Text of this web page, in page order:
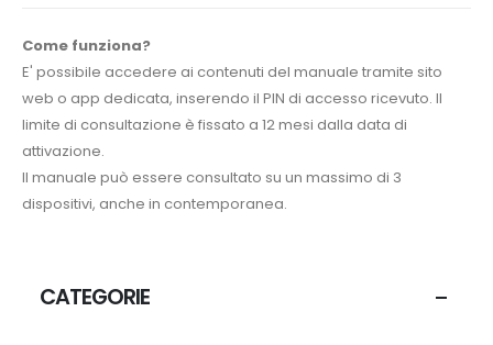
Come funziona?
E' possibile accedere ai contenuti del manuale tramite sito
web o app dedicata, inserendo il PIN di accesso ricevuto. Il
limite di consultazione è fissato a 12 mesi dalla data di
attivazione.
Il manuale può essere consultato su un massimo di 3
dispositivi, anche in contemporanea.
CATEGORIE